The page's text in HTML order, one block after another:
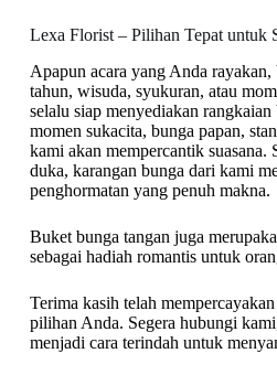
Lexa Florist – Pilihan Tepat untuk
Apapun acara yang Anda
tahun, wisuda, syukuran, atau
selalu siap menyediakan
momen sukacita, bunga papan,
kami akan mempercantik suasana.
duka, karangan bunga dari kami
penghormatan yang penuh makna.
Buket bunga tangan juga
sebagai hadiah romantis untuk
Terima kasih telah
pilihan Anda. Segera hubungi
menjadi cara terindah untuk